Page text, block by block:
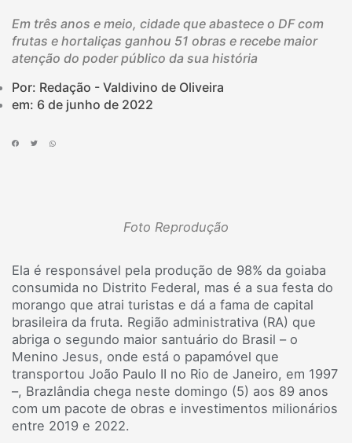
Em três anos e meio, cidade que abastece o DF com
frutas e hortaliças ganhou 51 obras e recebe maior
atenção do poder público da sua história
Por: Redação - Valdivino de Oliveira
em: 6 de junho de 2022
Foto Reprodução
Ela é responsável pela produção de 98% da goiaba
consumida no Distrito Federal, mas é a sua festa do
morango que atrai turistas e dá a fama de capital
brasileira da fruta. Região administrativa (RA) que
abriga o segundo maior santuário do Brasil – o
Menino Jesus, onde está o papamóvel que
transportou João Paulo II no Rio de Janeiro, em 1997
–, Brazlândia chega neste domingo (5) aos 89 anos
com um pacote de obras e investimentos milionários
entre 2019 e 2022.